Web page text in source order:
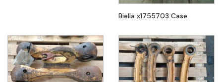
Biella x1755703 Case